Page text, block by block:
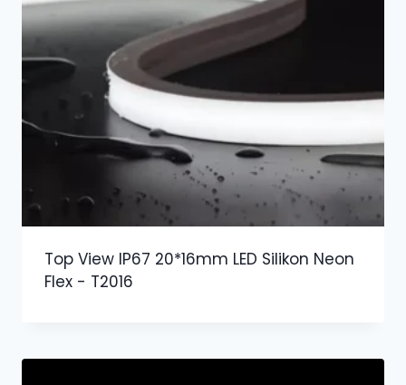
Top View IP67 20*16mm LED Silikon Neon
Flex - T2016